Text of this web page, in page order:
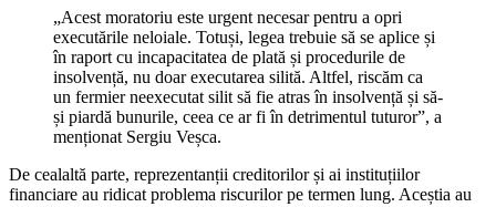
„Acest moratoriu este urgent necesar pentru a opri
executările neloiale. Totuși, legea trebuie să se aplice și
în raport cu incapacitatea de plată și procedurile de
insolvență, nu doar executarea silită. Altfel, riscăm ca
un fermier neexecutat silit să fie atras în insolvență și să-
și piardă bunurile, ceea ce ar fi în detrimentul tuturor”, a
menționat Sergiu Veșca.
De cealaltă parte, reprezentanții creditorilor și ai instituțiilor
financiare au ridicat problema riscurilor pe termen lung. Aceștia au